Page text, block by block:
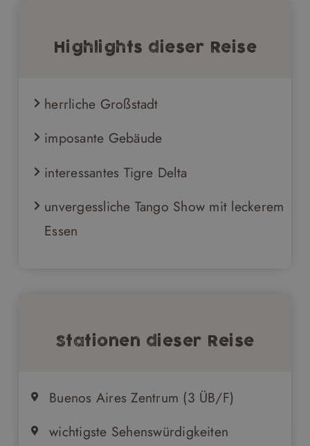
Highlights dieser Reise
herrliche Großstadt
imposante Gebäude
interessantes Tigre Delta
unvergessliche Tango Show mit leckerem
Essen
Stationen dieser Reise
Buenos Aires Zentrum (3 ÜB/F)
wichtigste Sehenswürdigkeiten